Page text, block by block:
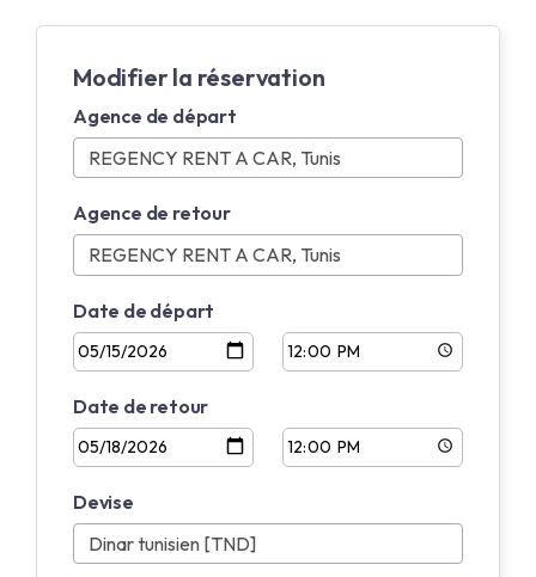
Modifier la réservation
Agence de départ
Agence de retour
Date de départ
Date de retour
Devise